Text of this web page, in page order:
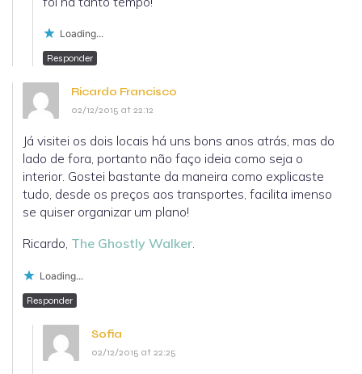
Loading...
Responder
Ricardo Francisco
02/12/2015 at 22:12
Já visitei os dois locais há uns bons anos atrás, mas do
lado de fora, portanto não faço ideia como seja o
interior. Gostei bastante da maneira como explicaste
tudo, desde os preços aos transportes, facilita imenso
se quiser organizar um plano!
Ricardo, The Ghostly Walker.
Loading...
Responder
Sofia
02/12/2015 at 22:25